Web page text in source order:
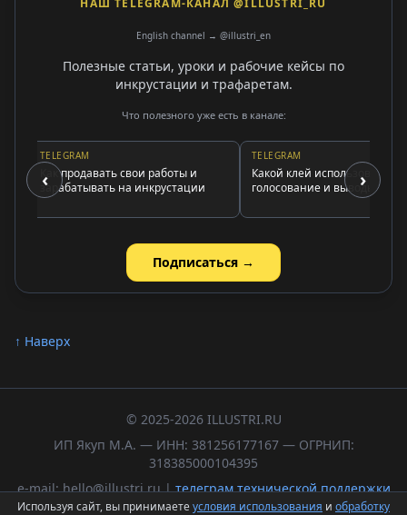
НАШ TELEGRAM-КАНАЛ @ILLUSTRI_RU
English channel → @illustri_en
Полезные статьи, уроки и рабочие кейсы по
инкрустации и трафаретам.
Что полезного уже есть в канале:
‹
TELEGRAM
Как продавать свои работы и
зарабатывать на инкрустации
TELEGRAM
Какой клей использовать:
голосование и выводы
›
Подписаться →
↑ Наверх
© 2025-2026 ILLUSTRI.RU
ИП Якуп М.А. — ИНН: 381256177167 — ОГРНИП:
318385000104395
e-mail: hello@illustri.ru |телеграм технической поддержки
Используя сайт, вы принимаетеусловия использования и обработку